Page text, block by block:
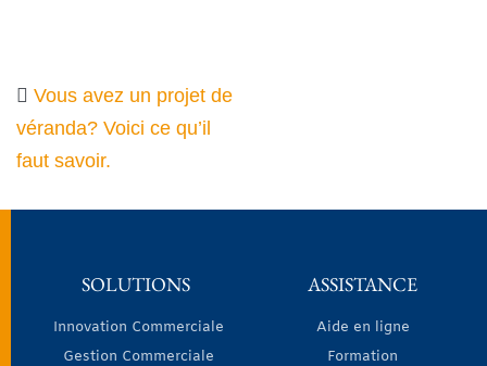
Vous avez un projet de
véranda? Voici ce qu’il
faut savoir.
SOLUTIONS
Innovation Commerciale
Gestion Commerciale
ASSISTANCE
Aide en ligne
Formation